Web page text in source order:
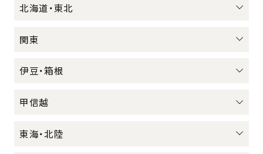
北海道・東北
関東
伊豆・箱根
甲信越
東海・北陸